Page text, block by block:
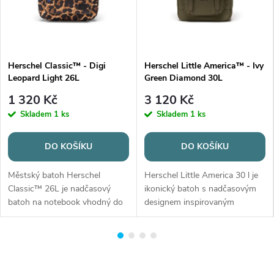
s
t
a
n
a
b
a
Herschel Classic™ - Digi
Leopard Light 26L
1 320 Kč
Skladem 1 ks
DO KOŠÍKU
Městský batoh Herschel
Classic™ 26L je nadčasový
batoh na notebook vhodný do
školy, práce i na každodenní
plovoucí přihrádku na notebook
Herschel Little America™ - Ivy
Green Diamond 30L
3 120 Kč
Skladem 1 ks
DO KOŠÍKU
Herschel Little America 30 l je
ikonický batoh s nadčasovým
designem inspirovaným
horolezeckým stylem. Nabízí
stahovacím uzávěrem a